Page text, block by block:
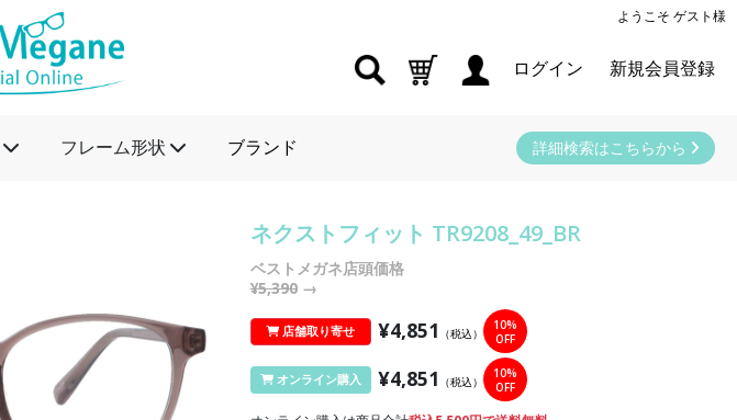
ようこそ ゲスト様
ログイン 新規会員登録
フレーム形状 ブランド 詳細検索はこちらから
ネクストフィット TR9208_49_BR
ベストメガネ店頭価格
¥5,390→
店舗取り寄せ ¥4,851 （税込）
10%
OFF
オンライン購入 ¥4,851 （税込）
10%
OFF